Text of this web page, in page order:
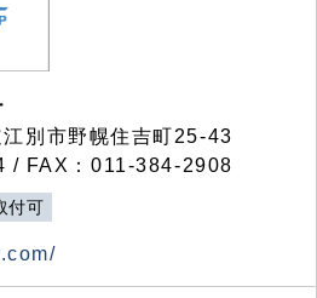
別市野幌住吉町25-43
/ FAX：011-384-2908
付可